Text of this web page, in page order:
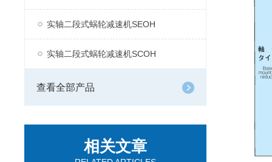
实轴二段式蜗轮减速机SEOH
实轴二段式蜗轮减速机SCOH
查看全部产品
相关文章